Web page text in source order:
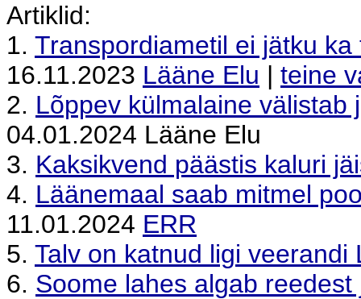
Artiklid:
1. Transpordiametil ei jätku
16.11.2023 Lääne Elu | teine
2. Lõppev külmalaine
04.01.2024 Lääne Elu
3. Kaksikvend päästis kaluri
4. Läänemaal saab mitmel
11.01.2024 ERR
5. Talv on katnud ligi veerandi
6. Soome lahes algab